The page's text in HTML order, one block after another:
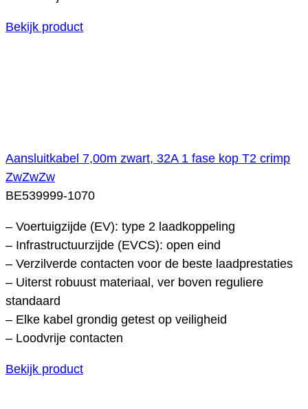
Bekijk product
Aansluitkabel 7,00m zwart, 32A 1 fase kop T2 crimp
ZwZwZw
BE539999-1070
– Voertuigzijde (EV): type 2 laadkoppeling
– Infrastructuurzijde (EVCS): open eind
– Verzilverde contacten voor de beste laadprestaties
– Uiterst robuust materiaal, ver boven reguliere
standaard
– Elke kabel grondig getest op veiligheid
– Loodvrije contacten
Bekijk product